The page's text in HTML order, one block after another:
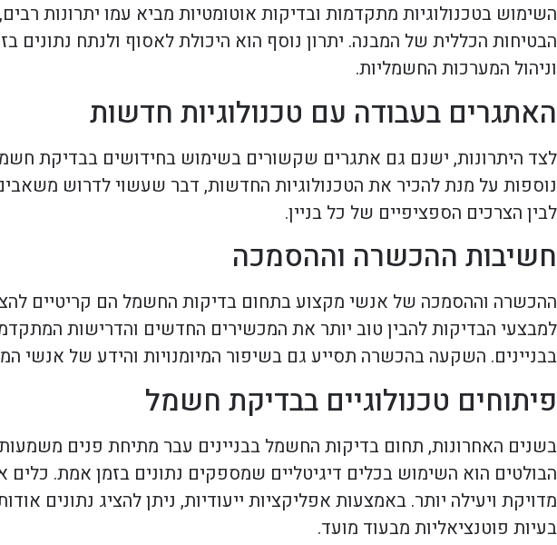
השימוש בטכנולוגיות מתקדמות ובדיקות אוטומטיות מביא עמו יתרונות
הבטיחות הכללית של המבנה. יתרון נוסף הוא היכולת לאסוף ולנתח
וניהול המערכות החשמליות.
האתגרים בעבודה עם טכנולוגיות חדשות
לצד היתרונות, ישנם גם אתגרים שקשורים בשימוש בחידושים בבדיקת
נוספות על מנת להכיר את הטכנולוגיות החדשות, דבר שעשוי לדרוש
לבין הצרכים הספציפיים של כל בניין.
חשיבות ההכשרה וההסמכה
ההכשרה וההסמכה של אנשי מקצוע בתחום בדיקות החשמל הם קריטיים
למבצעי הבדיקות להבין טוב יותר את המכשירים החדשים והדרישות
בבניינים. השקעה בהכשרה תסייע גם בשיפור המיומנויות והידע של אנשי
פיתוחים טכנולוגיים בבדיקת חשמל
בשנים האחרונות, תחום בדיקות החשמל בבניינים עבר מתיחת פנים
הבולטים הוא השימוש בכלים דיגיטליים שמספקים נתונים בזמן אמת.
מדויקת ויעילה יותר. באמצעות אפליקציות ייעודיות, ניתן להציג נתונים
בעיות פוטנציאליות מבעוד מועד.